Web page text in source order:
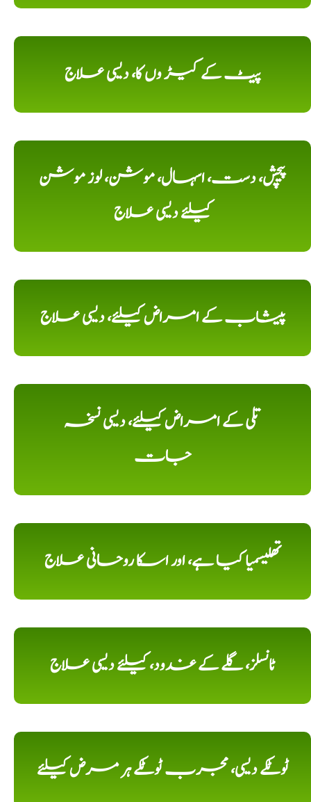
پیٹ کے کیڑ وں کا، دیسی علاج
پیچش، دست، اسہال، موشن، لوز موشن
کیلئے دیسی علاج
پیشاب کے امراض کیلئے، دیسی علاج
تلی کے امراض کیلئے، دیسی نسخہ
جات
تھلیسمیا کیا ہے، اور اسکا روحانی علاج
ٹانسلز، گلے کے غدود، کیلئے دیسی علاج
ٹوٹکے دیسی، مجرب ٹوٹکے ہر مرض کیلئے